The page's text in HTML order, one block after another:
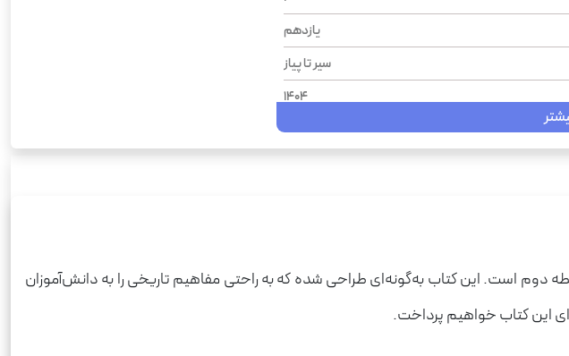
یازدهم
سیر تا پیاز
1404
علوم انسانی
دوم است. این کتاب به‌گونه‌ای طراحی شده که به راحتی مفاهیم تاریخی را به دانش‌آموزان
این کتاب خواهیم پرداخت.